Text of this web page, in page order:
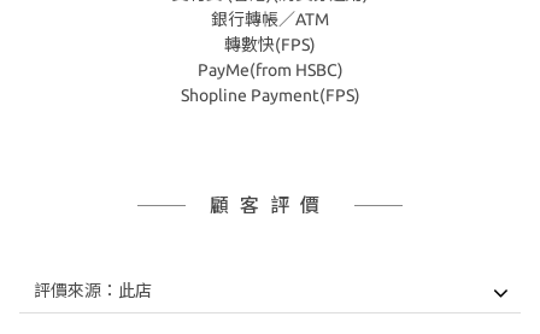
銀行轉帳／ATM
轉數快(FPS)
PayMe(from HSBC)
Shopline Payment(FPS)
顧客評價